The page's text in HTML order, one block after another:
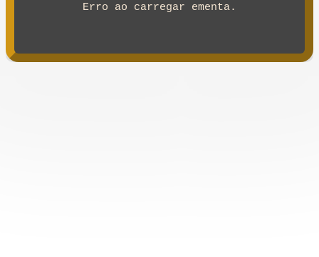
Erro ao carregar ementa.